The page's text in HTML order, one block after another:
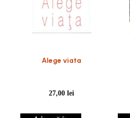
Alege viata
27,00lei